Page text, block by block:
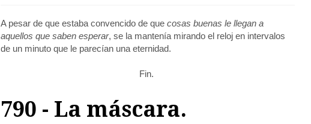
A pesar de que estaba convencido de que cosas buenas le llegan a
aquellos que saben esperar, se la mantenía mirando el reloj en intervalos
de un minuto que le parecían una eternidad.
Fin.
790 - La máscara.